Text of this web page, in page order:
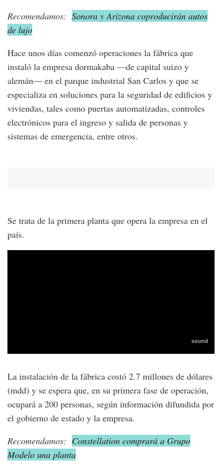
Recomendamos: Sonora y Arizona coproducirán autos
de lujo
Hace unos días comenzó operaciones la fábrica que
instaló la empresa dormakaba —de capital suizo y
alemán— en el parque industrial San Carlos y que se
especializa en soluciones para la seguridad de edificios y
viviendas, tales como puertas automatizadas, controles
electrónicos para el ingreso y salida de personas y
sistemas de emergencia, entre otros.
Se trata de la primera planta que opera la empresa en el
país.
La instalación de la fábrica costó 2.7 millones de dólares
(mdd) y se espera que, en su primera fase de operación,
ocupará a 200 personas, según información difundida por
el gobierno de estado y la empresa.
Recomendamos: Constellation comprará a Grupo
Modelo una planta